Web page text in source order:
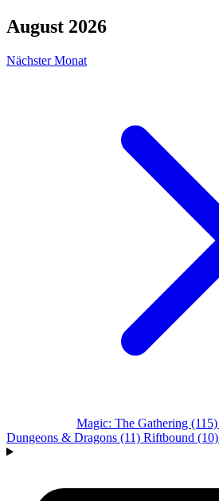
August 2026
Nächster Monat
Magic: The Gathering (115)
Dungeons & Dragons (11) Riftbound (10)